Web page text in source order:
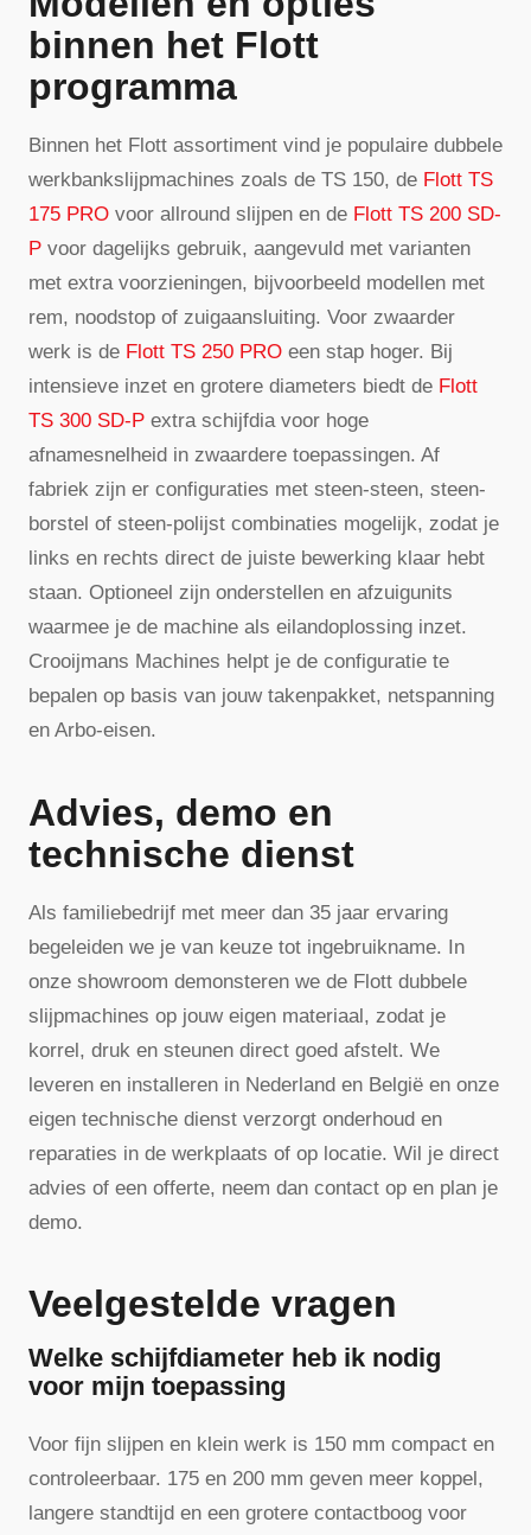
binnen het Flott
programma
Binnen het Flott assortiment vind je populaire dubbele
werkbankslijpmachines zoals de TS 150, de Flott TS
175 PRO voor allround slijpen en de Flott TS 200 SD-
P voor dagelijks gebruik, aangevuld met varianten
met extra voorzieningen, bijvoorbeeld modellen met
rem, noodstop of zuigaansluiting. Voor zwaarder
werk is de Flott TS 250 PRO een stap hoger. Bij
intensieve inzet en grotere diameters biedt de Flott
TS 300 SD-P extra schijfdia voor hoge
afnamesnelheid in zwaardere toepassingen. Af
fabriek zijn er configuraties met steen-steen, steen-
borstel of steen-polijst combinaties mogelijk, zodat je
links en rechts direct de juiste bewerking klaar hebt
staan. Optioneel zijn onderstellen en afzuigunits
waarmee je de machine als eilandoplossing inzet.
Crooijmans Machines helpt je de configuratie te
bepalen op basis van jouw takenpakket, netspanning
en Arbo-eisen.
Advies, demo en
technische dienst
Als familiebedrijf met meer dan 35 jaar ervaring
begeleiden we je van keuze tot ingebruikname. In
onze showroom demonsteren we de Flott dubbele
slijpmachines op jouw eigen materiaal, zodat je
korrel, druk en steunen direct goed afstelt. We
leveren en installeren in Nederland en België en onze
eigen technische dienst verzorgt onderhoud en
reparaties in de werkplaats of op locatie. Wil je direct
advies of een offerte, neem dan contact op en plan je
demo.
Veelgestelde vragen
Welke schijfdiameter heb ik nodig
voor mijn toepassing
Voor fijn slijpen en klein werk is 150 mm compact en
controleerbaar. 175 en 200 mm geven meer koppel,
langere standtijd en een grotere contactboog voor